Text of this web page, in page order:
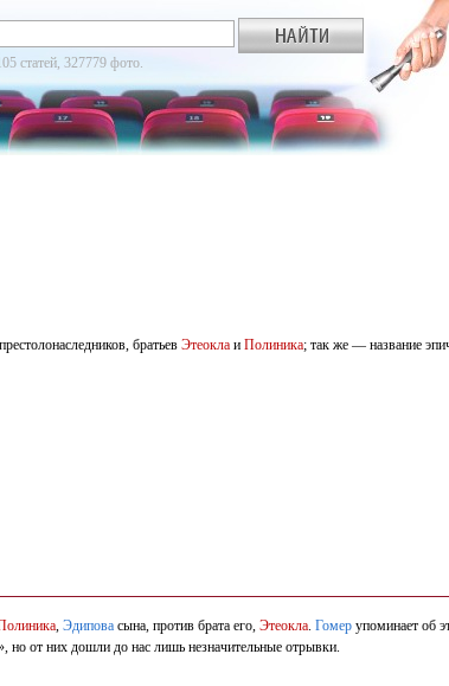
статей, 327779 фото.
престолонаследников, братьев Этеокла и Полиника; так же — название
Эдипова сына, против брата его, Этеокла Гомер упоминает об
но от них дошли до нас лишь незначительные отрывки.